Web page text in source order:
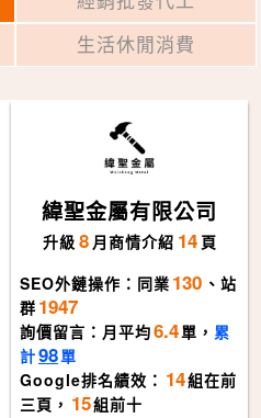
生活休閒消費
緯聖金屬有限公司
升級 8 月商情介紹 14 頁
SEO外鏈操作：同業 130 、站
群 1947
詢價留言：月平均6.4單， 累
計98單
Google排名績效： 14組在前
三頁， 15組前十